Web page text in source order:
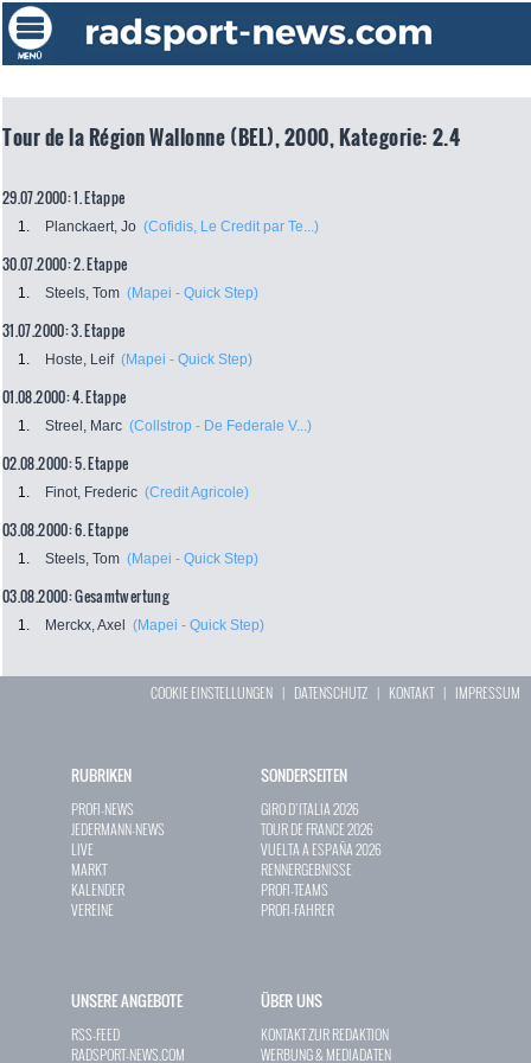
Tour de la Région Wallonne (BEL), 2000, Kategorie: 2.4
29.07.2000: 1. Etappe
1. Planckaert, Jo (Cofidis, Le Credit par Te...)
30.07.2000: 2. Etappe
1. Steels, Tom (Mapei - Quick Step)
31.07.2000: 3. Etappe
1. Hoste, Leif (Mapei - Quick Step)
01.08.2000: 4. Etappe
1. Streel, Marc (Collstrop - De Federale V...)
02.08.2000: 5. Etappe
1. Finot, Frederic (Credit Agricole)
03.08.2000: 6. Etappe
1. Steels, Tom (Mapei - Quick Step)
03.08.2000: Gesamtwertung
1. Merckx, Axel (Mapei - Quick Step)
COOKIE EINSTELLUNGEN | DATENSCHUTZ | KONTAKT| IMPRESSUM
RUBRIKEN
PROFI-NEWS
JEDERMANN-NEWS
LIVE
MARKT
KALENDER
VEREINE
SONDERSEITEN
GIRO D`ITALIA 2026
TOUR DE FRANCE 2026
VUELTA A ESPAÑA 2026
RENNERGEBNISSE
PROFI-TEAMS
PROFI-FAHRER
UNSERE ANGEBOTE
RSS-FEED
RADSPORT-NEWS.COM
ÜBER UNS
KONTAKT ZUR REDAKTION
WERBUNG & MEDIADATEN